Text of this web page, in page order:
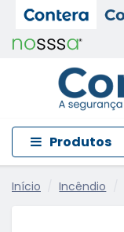
Produtos
Início Incêndio